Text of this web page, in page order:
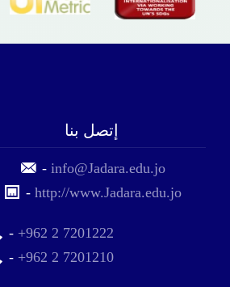
إتصل بنا
-info@Jadara.edu.jo
-http://www.Jadara.edu.jo
- +962 2 7201222
- +962 2 7201210